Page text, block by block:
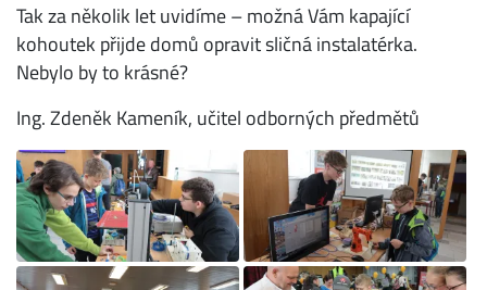
Tak za několik let uvidíme – možná Vám kapající
kohoutek přijde domů opravit sličná instalatérka.
Nebylo by to krásné?
Ing. Zdeněk Kameník, učitel odborných předmětů